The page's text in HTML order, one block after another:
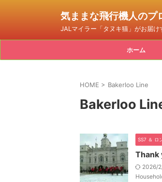
気ままな飛行機人のプ
JALマイラー「タヌキ猫」がお届け
ホーム
HOME > Bakerloo Line
Bakerloo
SS7 ＆ ロ
Thank
2026/